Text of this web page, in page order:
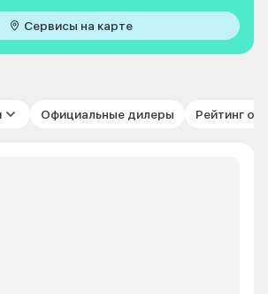
Сервисы на карте
Официальные дилеры Рейтинг